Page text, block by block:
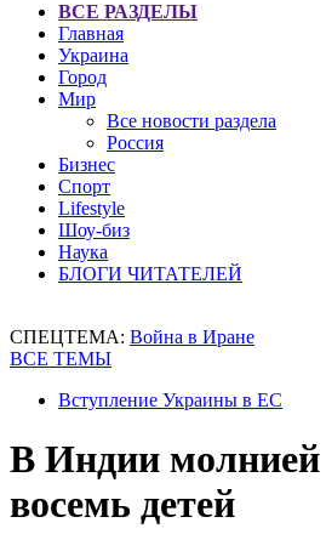
ВСЕ РАЗДЕЛЫ
Главная
Украина
Город
Мир
Все новости раздела
Россия
Бизнес
Спорт
Lifestyle
Шоу-биз
Наука
БЛОГИ ЧИТАТЕЛЕЙ
СПЕЦТЕМА: Война в Иране
ВСЕ ТЕМЫ
Вступление Украины в ЕС
В Индии молнией
восемь детей